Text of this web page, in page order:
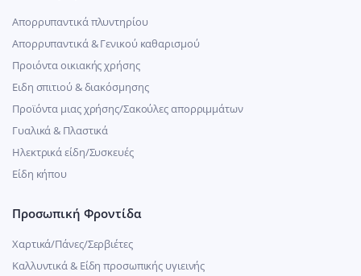
Απορρυπαντικά πλυντηρίου
Απορρυπαντικά & Γενικού καθαρισμού
Προιόντα οικιακής χρήσης
Ειδη σπιτιού & διακόσμησης
Προϊόντα μιας χρήσης/Σακούλες απορριμμάτων
Γυαλικά & Πλαστικά
Ηλεκτρικά είδη/Συσκευές
Είδη κήπου
Προσωπική Φροντίδα
Χαρτικά/Πάνες/Σερβιέτες
Καλλυντικά & Είδη προσωπικής υγιεινής